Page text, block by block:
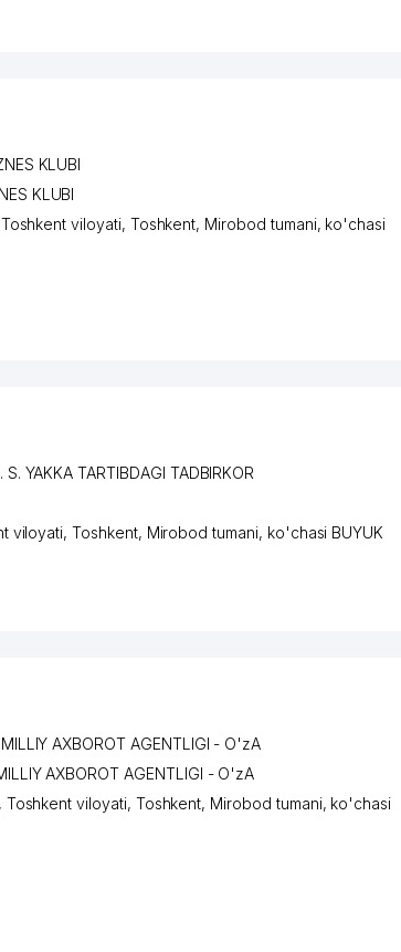
KLUBI
KLUBI
Toshkent viloyati, Toshkent, Mirobod tumani, ko'chasi
S. YAKKA TARTIBDAGI TADBIRKOR
viloyati,Toshkent, Mirobod tumani, ko'chasi BUYUK
AXBOROT AGENTLIGI - O'zA
AXBOROT AGENTLIGI - O'zA
Toshkent viloyati, Toshkent, Mirobod tumani, ko'chasi